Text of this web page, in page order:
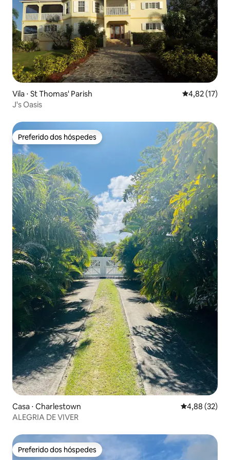
Vila ⋅ St Thomas' Parish 4,82 de uma
4,82 (17)
J's Oasis
Preferido dos hóspedes
Preferido dos hóspedes
Casa ⋅ Charlestown 4,88 de uma
4,88 (32)
ALEGRIA DE VIVER
Preferido dos hóspedes
Preferido dos hóspedes